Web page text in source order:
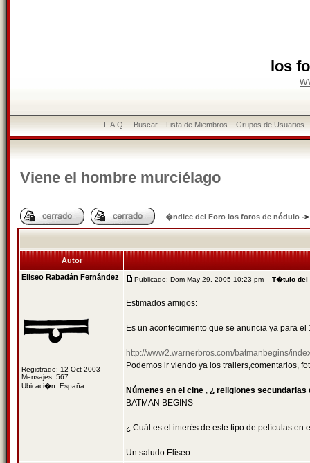
los
F.A.Q. Buscar Lista de Miembros Grupos de Usuarios
Viene el hombre murciélago
�ndice del Foro los foros de nódulo ->
Autor
Eliseo Rabadán Fernández
Registrado: 12 Oct 2003
Mensajes: 567
Ubicaci�n: España
Publicado: Dom May 29, 2005 10:23 pm T�tulo del
Estimados amigos:
Es un acontecimiento que se anuncia ya para
http://www2.warnerbros.com/batmanbegins/
Podemos ir viendo ya los trailers,comentarios,
Númenes en el cine , ¿ religiones secundarias
BATMAN BEGINS
¿ Cuál es el interés de este tipo de películas en
Un saludo Eliseo